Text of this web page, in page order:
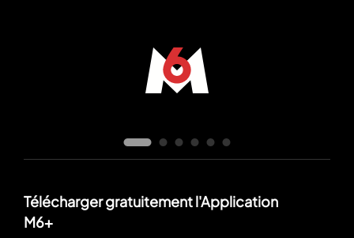
Télécharger gratuitement l'Application
M6+